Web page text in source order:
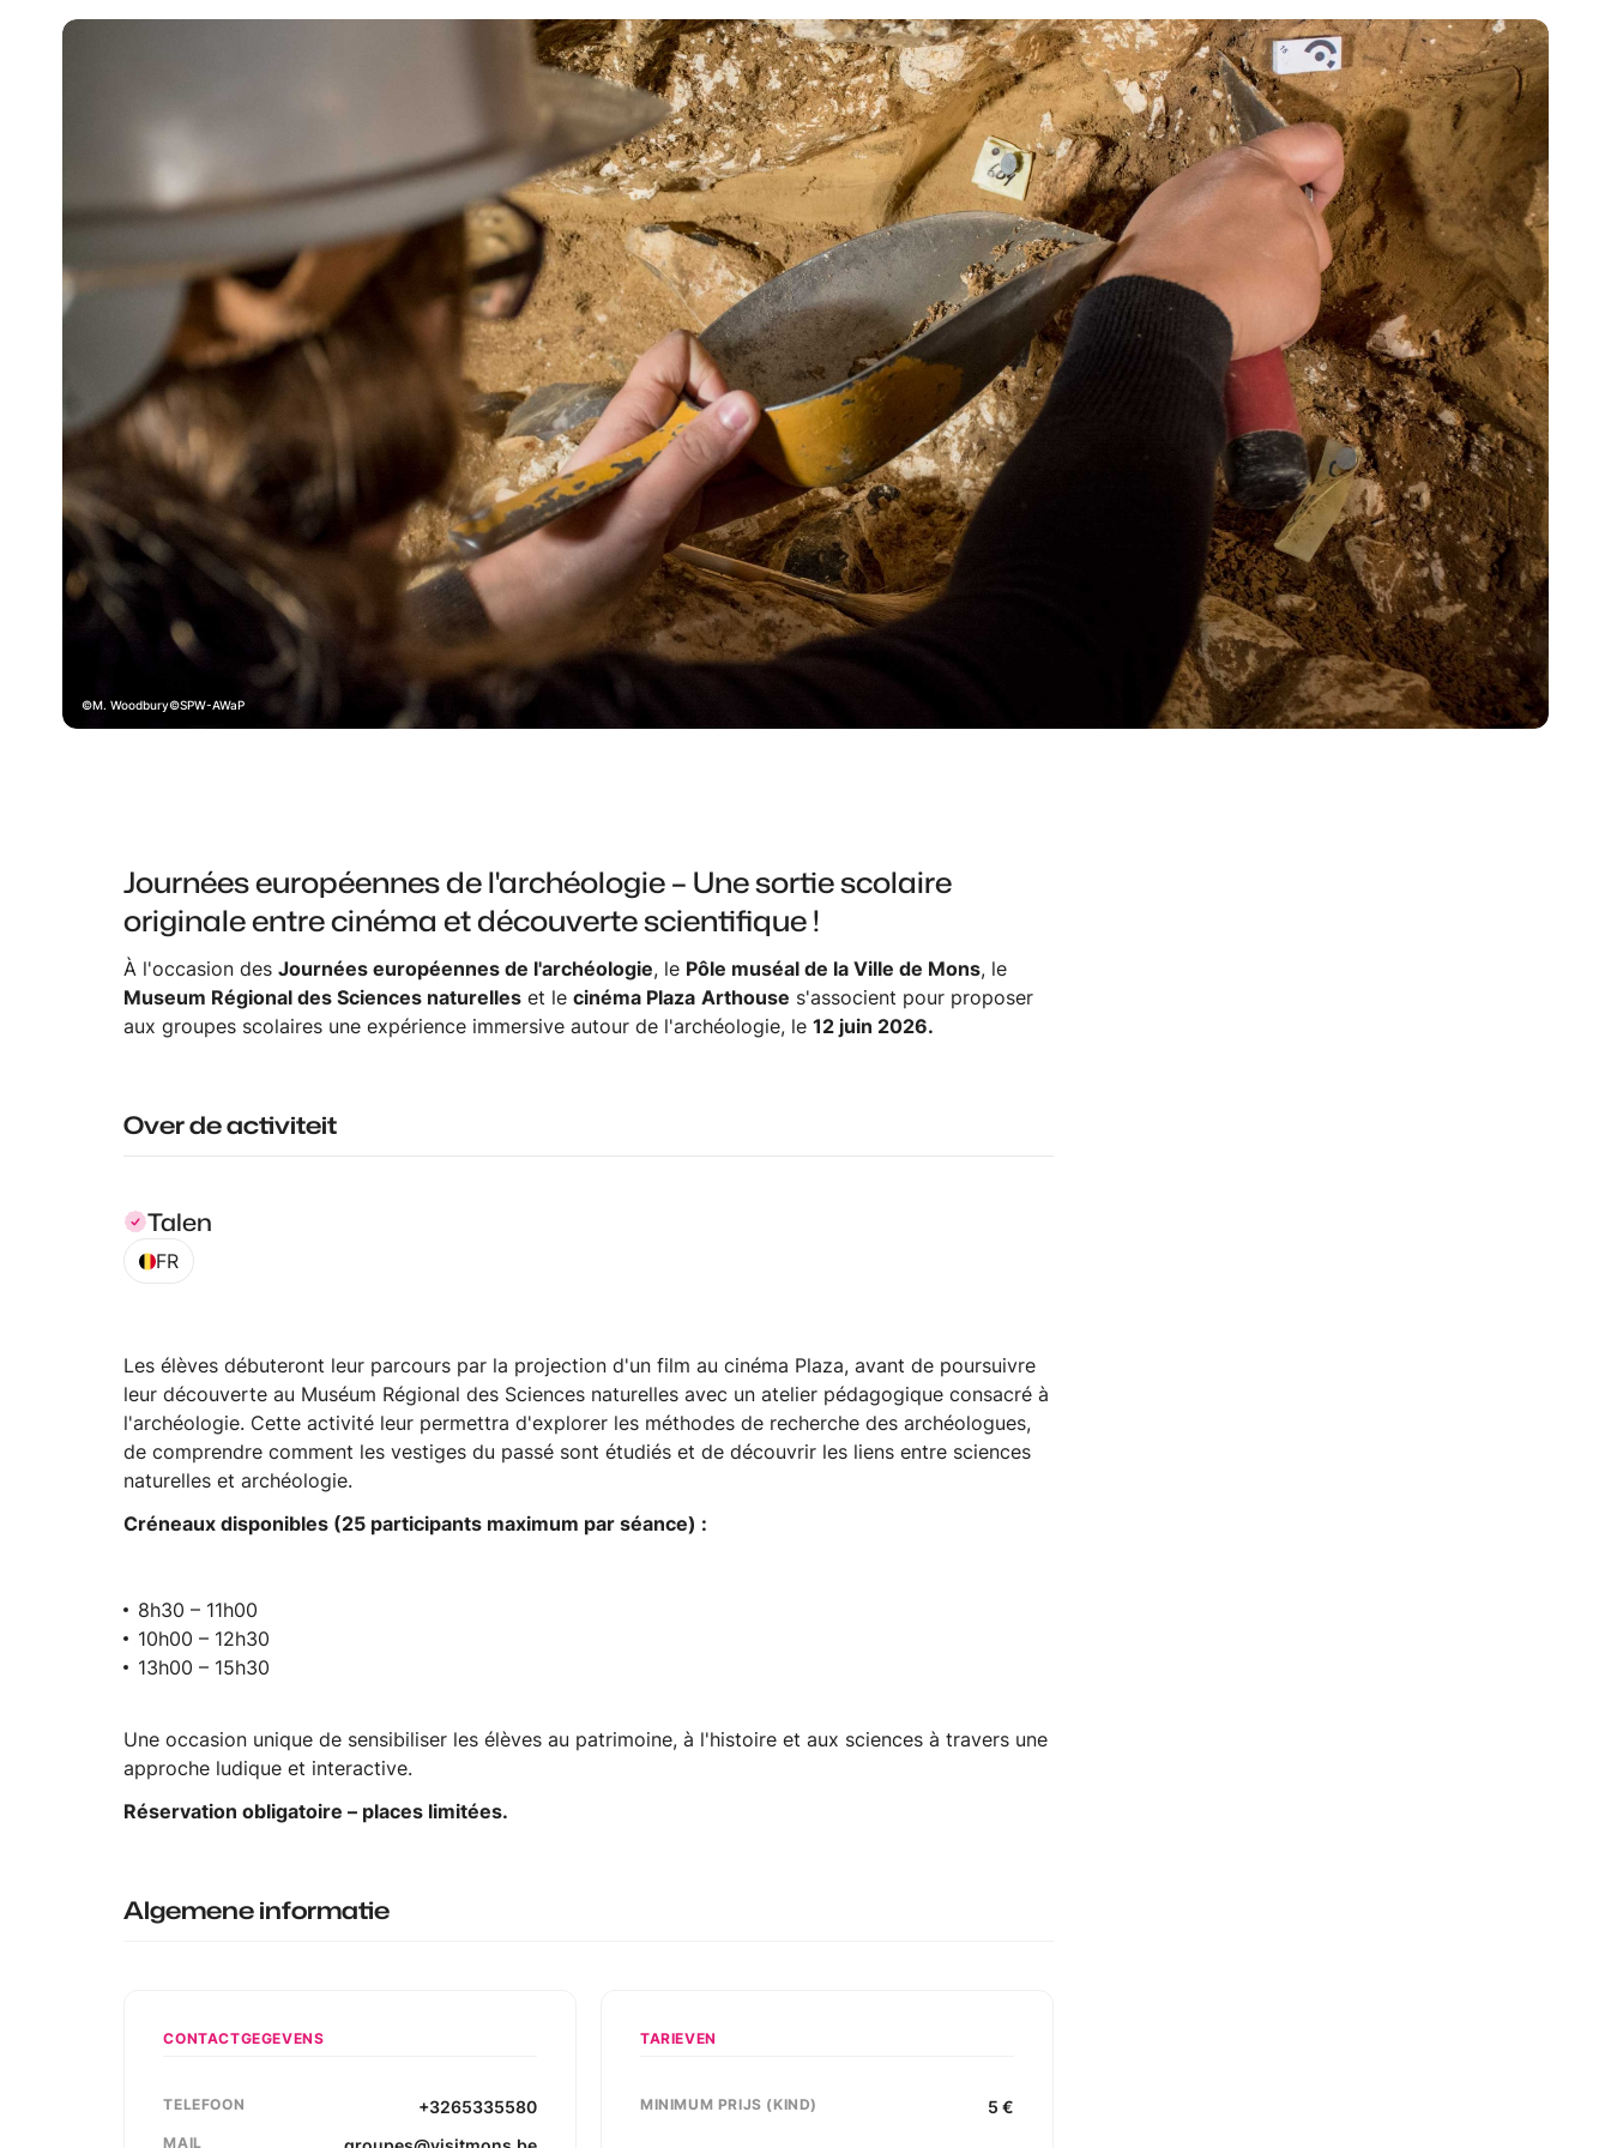
M. Woodbury©SPW-AWaP
Journées européennes de l'archéologie – Une sortie scolaire
originale entre cinéma et découverte scientifique !
À l'occasion desJournées européennes de l'archéologie, le Pôle muséal de la Ville de Mons, le
Museum Régional des Sciences naturelles et lecinéma Plaza Arthouse s'associent pour proposer
aux groupes scolaires une expérience immersive autour de l'archéologie, le12 juin 2026.
Over de activiteit
Talen
FR
Les élèves débuteront leur parcours par la projection d'un film au cinéma Plaza, avant de poursuivre
leur découverte au Muséum Régional des Sciences naturelles avec un atelier pédagogique consacré à
l'archéologie. Cette activité leur permettra d'explorer les méthodes de recherche des archéologues,
de comprendre comment les vestiges du passé sont étudiés et de découvrir les liens entre sciences
naturelles et archéologie.
Créneaux disponibles (25 participants maximum par séance) :
8h30 – 11h00
10h00 – 12h30
13h00 – 15h30
Une occasion unique de sensibiliser les élèves au patrimoine, à l'histoire et aux sciences à travers une
approche ludique et interactive.
Réservation obligatoire – places limitées.
Algemene informatie
CONTACTGEGEVENS
TELEFOON +3265335580
MAIL
TARIEVEN
MINIMUM PRIJS (KIND) 5 €